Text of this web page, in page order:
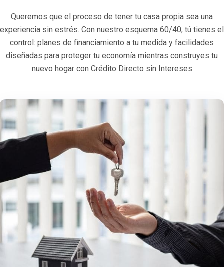
Queremos que el proceso de tener tu casa propia sea una
experiencia sin estrés. Con nuestro esquema 60/40, tú tienes el
control: planes de financiamiento a tu medida y facilidades
diseñadas para proteger tu economía mientras construyes tu
nuevo hogar con Crédito Directo sin Intereses